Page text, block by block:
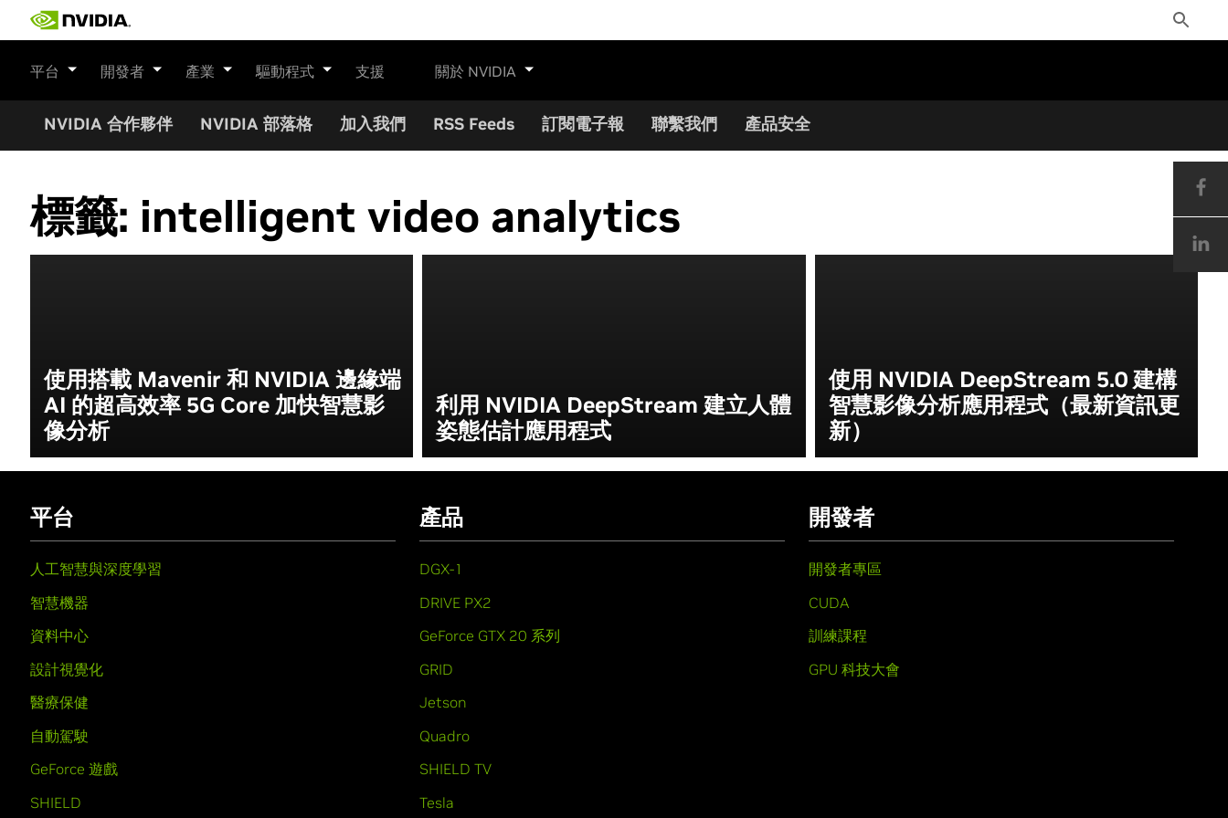
Toggle
Search
平台 開發者 產業 驅動程式 支援 關於 NVIDIA
NVIDIA 合作夥伴 NVIDIA 部落格 加入我們 RSS Feeds 訂閱電子報 聯繫我們 產品安全
標籤: intelligent video analytics
使用搭載 Mavenir 和 NVIDIA 邊緣端
AI 的超高效率 5G Core 加快智慧影
像分析
利用 NVIDIA DeepStream 建立人體
姿態估計應用程式
使用 NVIDIA DeepStream 5.0 建構
智慧影像分析應用程式（最新資訊更
新）
平台
人工智慧與深度學習
智慧機器
資料中心
設計視覺化
醫療保健
自動駕駛
GeForce 遊戲
SHIELD
產品
DGX-1
DRIVE PX2
GeForce GTX 20 系列
GRID
Jetson
Quadro
SHIELD TV
Tesla
開發者
開發者專區
CUDA
訓練課程
GPU 科技大會